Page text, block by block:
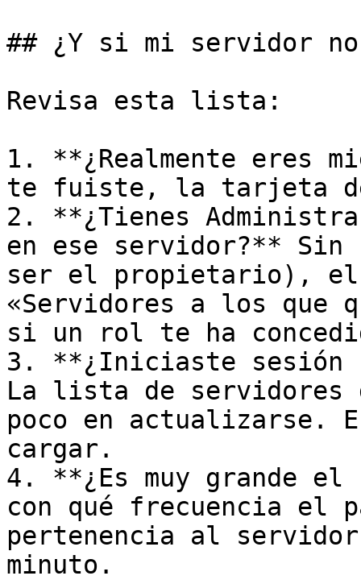
## ¿Y si mi servidor
Revisa esta lista:
1. **¿Realmente eres
te fuiste, la tarjeta
2. **¿Tienes
en ese servidor?** Sin
ser el propietario), el
«Servidores a los que
si un rol te ha
3. **¿Iniciaste sesión
La lista de servidores
poco en actualizarse.
cargar.
4. **¿Es muy grande
con qué frecuencia el
pertenencia al
minuto.